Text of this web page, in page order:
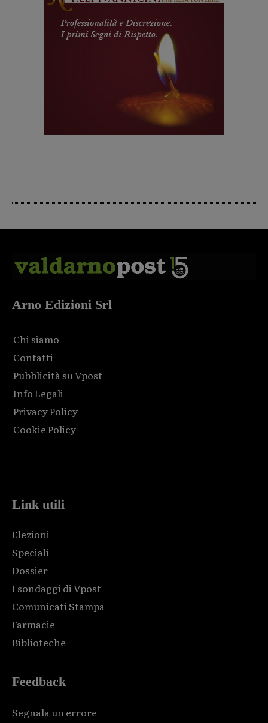
Arno Edizioni Srl
Chi siamo
Contatti
Pubblicità su Vpost
Info Legali
Privacy Policy
Cookie Policy
Link utili
Elezioni
Speciali
Dossier
I sondaggi di Vpost
Comunicati Stampa
Farmacie
Biblioteche
Feedback
Segnala un errore